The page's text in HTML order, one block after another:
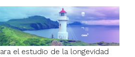
el estudio de la longevidad